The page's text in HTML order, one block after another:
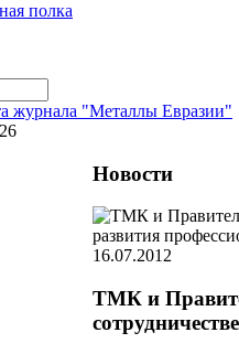
полка
журнала "Металлы Евразии"
Новости
16.07.2012
ТМК и